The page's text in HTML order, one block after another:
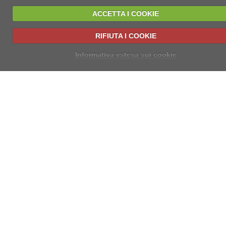
ACCETTA I COOKIE
RIFIUTA I COOKIE
Informativa estesa sui cookie